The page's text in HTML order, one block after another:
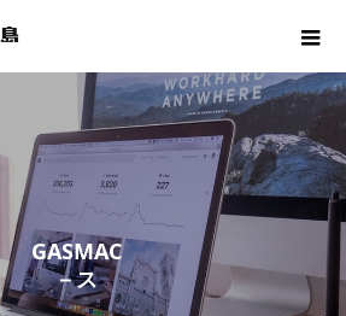
GASMAC
－ スタッフブロ